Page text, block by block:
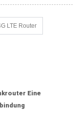
LTE Router
Eine